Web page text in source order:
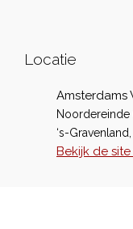
Locatie
Amsterdams
Noordereinde
‘s-Gravenland
Bekijk de